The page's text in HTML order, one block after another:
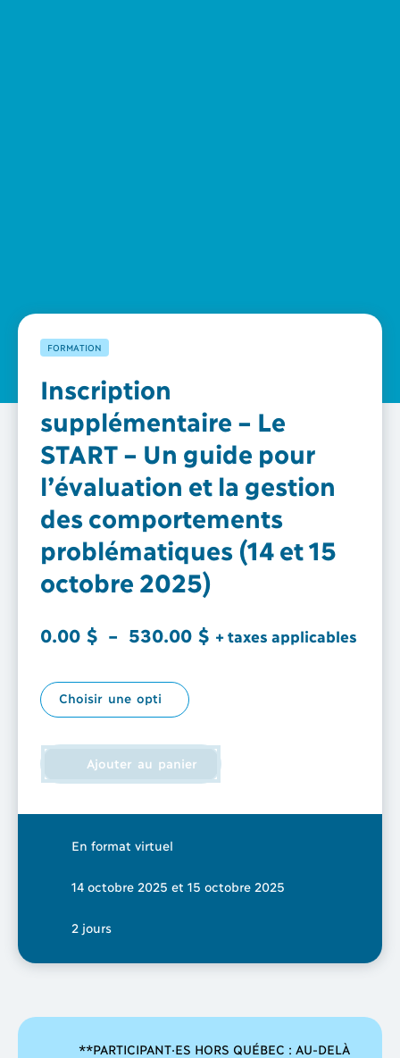
FORMATION
Inscription
supplémentaire – Le
START – Un guide pour
l’évaluation et la gestion
des comportements
problématiques (14 et 15
octobre 2025)
0.00 $ – 530.00 $Plage
à
530.00 $
+ taxes applicables
Ajouter au panier
En format virtuel
14 octobre 2025 et 15 octobre 2025
2 jours
**PARTICIPANT·ES HORS QUÉBEC : AU-DELÀ